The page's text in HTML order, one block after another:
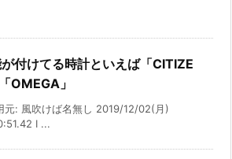
付けてる時計といえば「CITIZE
OMEGA」
元: 風吹けば名無し 2019/12/02(月)
I ...